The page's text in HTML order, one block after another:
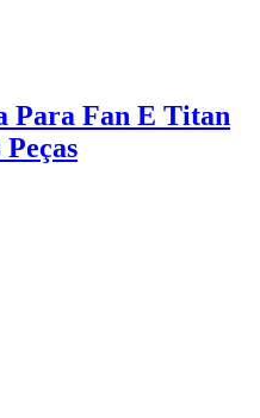
Para Fan E Titan